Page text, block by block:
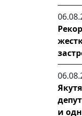
и